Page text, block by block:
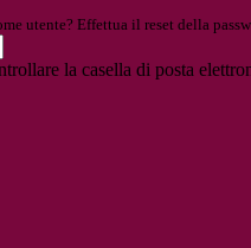
utente? Effettua il reset della
la casella di posta